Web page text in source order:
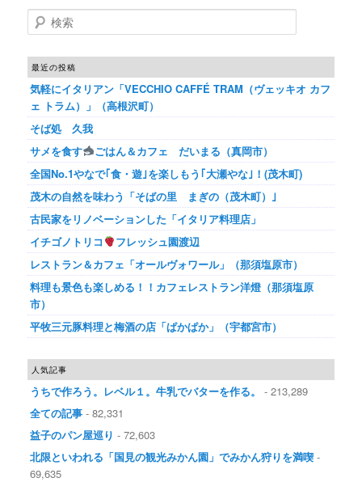
検索
最近の投稿
気軽にイタリアン「VECCHIO CAFFÉ TRAM（ヴェッキオ カフ
ェ トラム）」（高根沢町）
そば処 久我
サメを食す
ごはん＆カフェ だいまる（真岡市）
全国No.1やなで｢食・遊｣を楽しもう｢大瀬やな｣！(茂木町)
茂木の自然を味わう「そばの里 まぎの（茂木町）｣
古民家をリノベーションした「イタリア料理店」
イチゴノトリコ
フレッシュ園渡辺
レストラン＆カフェ「オールヴォワール」（那須塩原市）
料理も景色も楽しめる！！カフェレストラン洋燈（那須塩原
市）
平牧三元豚料理と梅酒の店「ぱかぱか」（宇都宮市）
人気記事
うちで作ろう。レベル１。牛乳でバターを作る。
- 213,289
全ての記事 - 82,331
益子のパン屋巡り - 72,603
北限といわれる「国見の観光みかん園」でみかん狩りを満喫 -
69,635